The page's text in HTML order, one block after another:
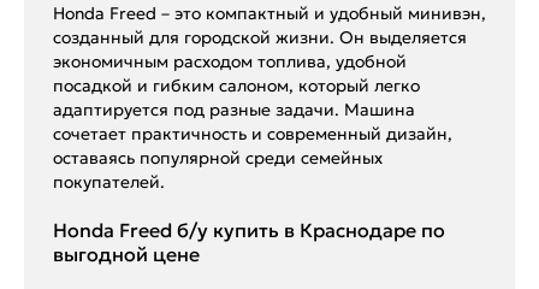
Honda Freed – это компактный и удобный минивэн,
созданный для городской жизни. Он выделяется
экономичным расходом топлива, удобной
посадкой и гибким салоном, который легко
адаптируется под разные задачи. Машина
сочетает практичность и современный дизайн,
оставаясь популярной среди семейных
покупателей.
Honda Freed б/у купить в Краснодаре по
выгодной цене